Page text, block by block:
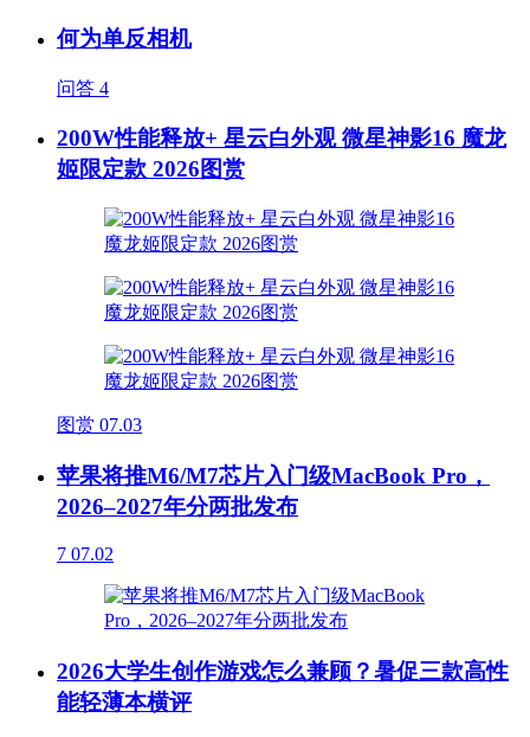
何为单反相机
问答 4
200W性能释放+ 星云白外观 微星神影16 魔龙
姬限定款 2026图赏
图赏 07.03
苹果将推M6/M7芯片入门级MacBook Pro，
2026–2027年分两批发布
7 07.02
2026大学生创作游戏怎么兼顾？暑促三款高性
能轻薄本横评